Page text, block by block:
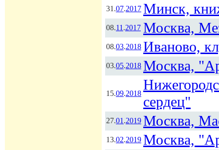
31.07.2017 Минск,
08.11.2017 Москва,
08.03.2018 Иваново,
03.05.2018 Москва,
15.09.2018
сердец"
27.01.2019 Москва,
13.02.2019 Москва,